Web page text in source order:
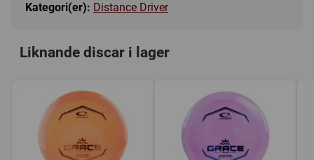
Kategori(er): Distance Driver
Liknande discar i lager